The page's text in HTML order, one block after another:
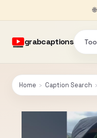
🌐
grabcaptions
Home › Caption Search ›